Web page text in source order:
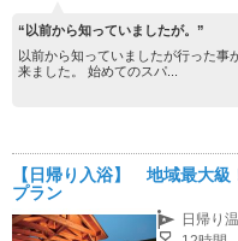
“以前から知っていましたが。”
以前から知っていましたが行った事
来ました。 始めてのスパ...
【日帰り入浴】 地域最大級
プラン
日帰り